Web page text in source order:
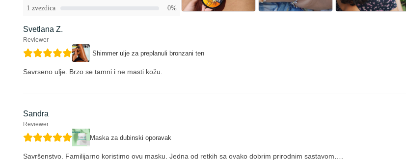
1 zvezdica
0%
Svetlana Z.
Reviewer
Shimmer ulje za preplanuli bronzani ten
Savrseno ulje. Brzo se tamni i ne masti kožu.
Sandra
Reviewer
Maska za dubinski oporavak
Savršenstvo. Familijarno koristimo ovu masku. Jedna od retkih sa ovako dobrim prirodnim sastavom….